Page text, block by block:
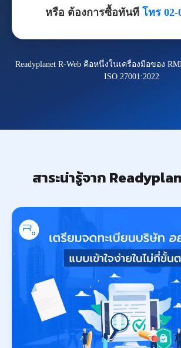
หรือ ต้องการซื้อทันที โทร 02-
Readyplanet R-Web คือหนึ่งในเครื่องมือของ
ISO 27001:2022
สาระน่ารู้จาก